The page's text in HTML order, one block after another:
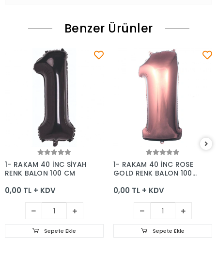
Benzer Ürünler
Sepete Ekle
1- RAKAM 40 İNC SİYAH
RENK BALON 100 CM
0,00 TL + KDV
Sepete Ekle
Sepete Ekle
1- RAKAM 40 İNC ROSE
GOLD RENK BALON 100
0,00 TL + KDV
Sepete Ekle